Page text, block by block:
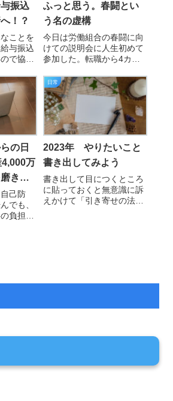
振込
！？
ことを
与振込
で協力
機関か
規顧客
たので
るんだ
、AIに
ういう…
ふっと思う。春闘とい
う名の虚構
今日は労働組合の春闘に向
けての説明会に人生初めて
参加した。転職から4カ
後に控えて先行して参加さ
せてもらえるようになった
のは気持ち整理解雇用の小
さな盾を手に入れたような
気になった。赤字ではある
ものの周辺企業との賃金差
を…
の日
万
き続
己防
でも、
負担増
を経
日常
2023年 やりたいこと
書き出してみよう
書き出して目につくところ
に貼っておくと無意識に訴
えかけて「引き寄せの法